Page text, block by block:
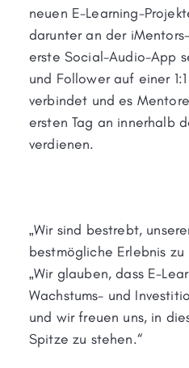
neuen E-Learning-
darunter an der
erste Social-Audio-App
und Follower auf einer
verbindet und es
ersten Tag an innerhalb
verdienen.
„Wir sind bestrebt,
bestmögliche Erlebnis
„Wir glauben, dass E-
Wachstums- und
und wir freuen uns, in
Spitze zu stehen.“